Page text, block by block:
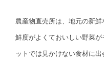
農産物直売所は、地元の新鮮
鮮度がよくておいしい野菜
ットでは見かけない食材に出